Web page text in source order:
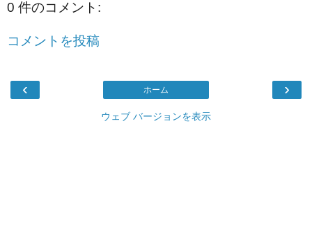
0 件のコメント:
コメントを投稿
‹ ›
ホーム
ウェブ バージョンを表示